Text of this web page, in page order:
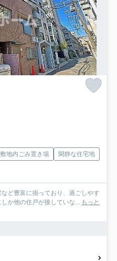
敷地内ごみ置き場
閑静な住宅地
ど豊富に揃っており、過ごしやす
か他の住戸が接していな... もっと